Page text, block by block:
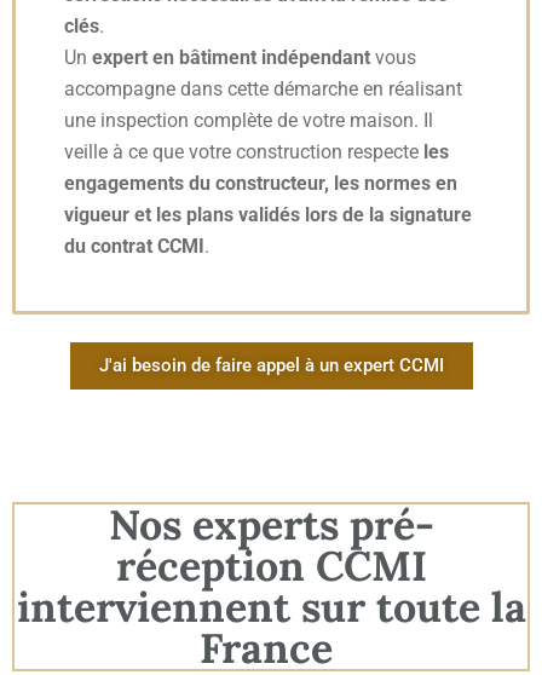
clés.
Un expert en bâtiment indépendant vous
accompagne dans cette démarche en réalisant
une inspection complète de votre maison. Il
veille à ce que votre construction respecte les
engagements du constructeur, les normes en
vigueur et les plans validés lors de la signature
du contrat CCMI.
J'ai besoin de faire appel à un expert CCMI
Nos experts pré-
réception CCMI
interviennent sur toute la
France